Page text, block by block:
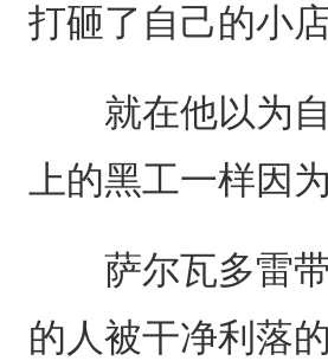
打砸了自己的小
就在他以为自
上的黑工一样因
萨尔瓦多雷带
的人被干净利落